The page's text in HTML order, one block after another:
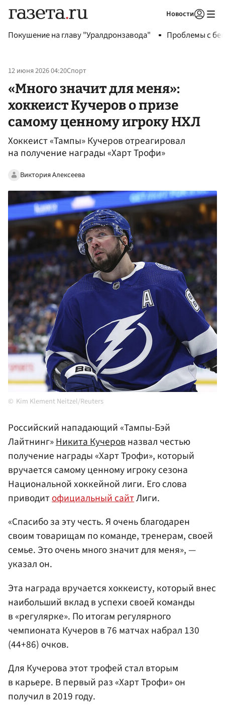
Новости
Покушение на главу "Уралдронзавода" Проблемы с
12 июня 2026 04:20Спорт
«Много значит для меня»:
хоккеист Кучеров о призе
самому ценному игроку НХЛ
Хоккеист «Тампы» Кучеров отреагировал
на получение награды «Харт Трофи»
Виктория Алексеева
Kim Klement Neitzel/Reuters
Российский нападающий «Тампы-Бэй
Лайтнинг»Никита Кучеровназвал честью
получение награды «Харт Трофи», который
вручается самому ценному игроку сезона
Национальной хоккейной лиги. Его слова
приводитофициальный сайтЛиги.
«Спасибо за эту честь. Я очень благодарен
своим товарищам по команде, тренерам, своей
семье. Это очень много значит для меня», —
указал он.
Эта награда вручается хоккеисту, который внес
наибольший вклад в успехи своей команды
в «регулярке». По итогам регулярного
чемпионата Кучеров в 76 матчах набрал 130
(44+86) очков.
Для Кучерова этот трофей стал вторым
в карьере. В первый раз «Харт Трофи» он
получил в 2019 году.